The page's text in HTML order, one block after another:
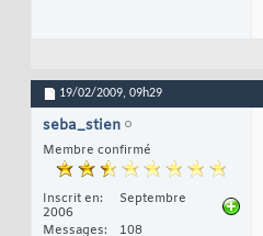
19/02/2009, 09h29
seba_stien
Membre confirmé
Inscrit en
Septembre
2006
Messages
108